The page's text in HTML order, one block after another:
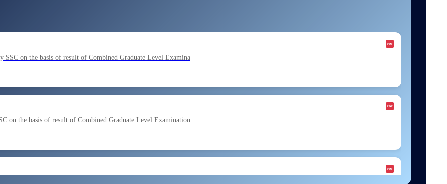
on the basis of result of Combined Graduate Level Examina
on the basis of result of Combined Graduate Level Examination